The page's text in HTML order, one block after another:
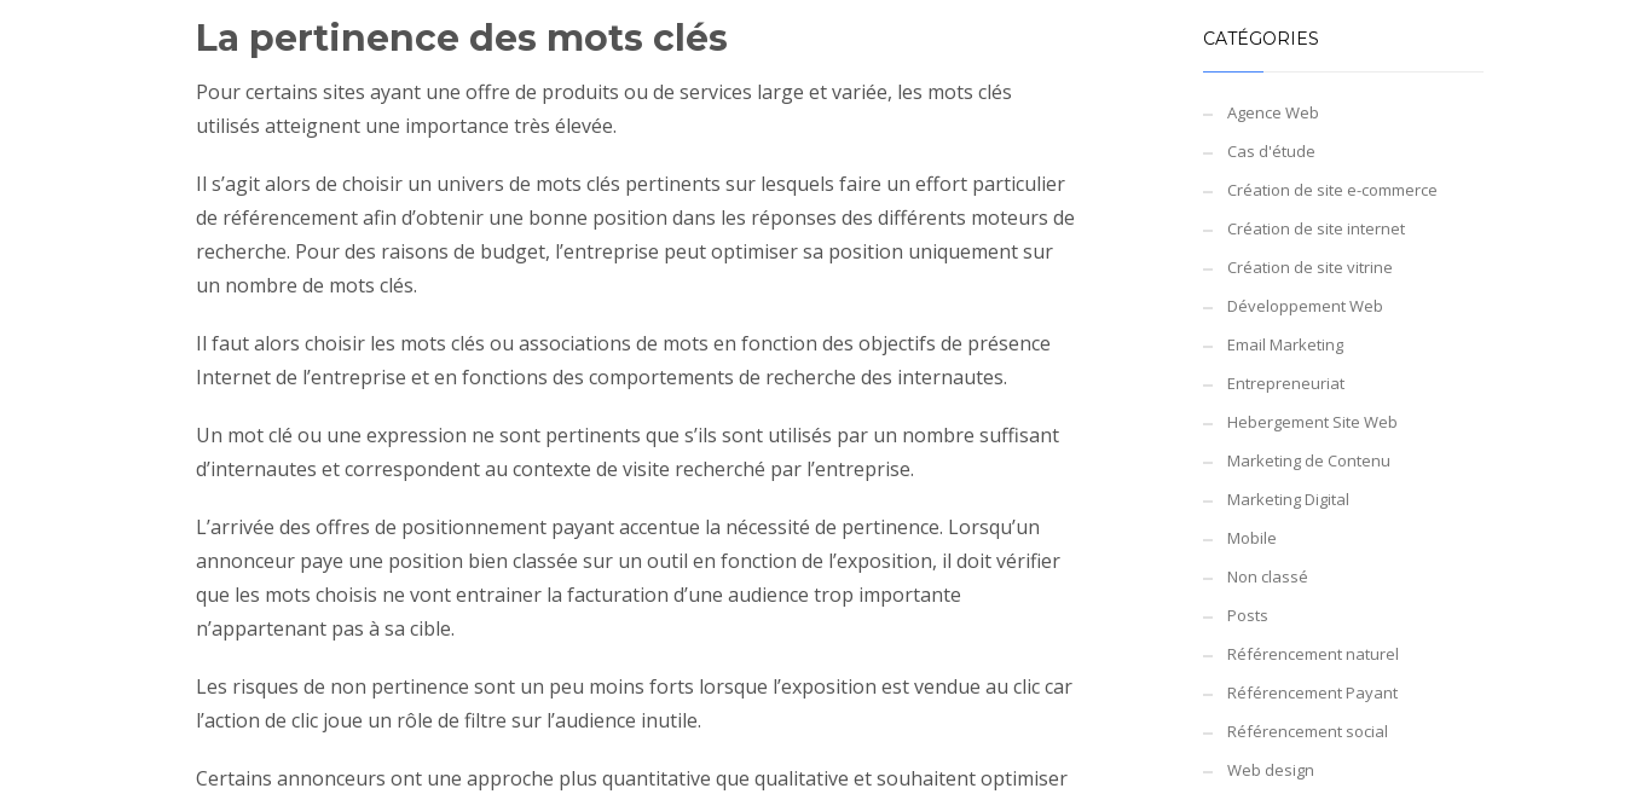
La pertinence des mots clés
Pour certains sites ayant une offre de produits ou de services large et variée, les mots clés
utilisés atteignent une importance très élevée.
Il s’agit alors de choisir un univers de mots clés pertinents sur lesquels faire un effort particulier
de référencement afin d’obtenir une bonne position dans les réponses des différents moteurs de
recherche. Pour des raisons de budget, l’entreprise peut optimiser sa position uniquement sur
un nombre de mots clés.
Il faut alors choisir les mots clés ou associations de mots en fonction des objectifs de présence
Internet de l’entreprise et en fonctions des comportements de recherche des internautes.
Un mot clé ou une expression ne sont pertinents que s’ils sont utilisés par un nombre suffisant
d’internautes et correspondent au contexte de visite recherché par l’entreprise.
L’arrivée des offres de positionnement payant accentue la nécessité de pertinence. Lorsqu’un
annonceur paye une position bien classée sur un outil en fonction de l’exposition, il doit vérifier
que les mots choisis ne vont entrainer la facturation d’une audience trop importante
n’appartenant pas à sa cible.
Les risques de non pertinence sont un peu moins forts lorsque l’exposition est vendue au clic car
l’action de clic joue un rôle de filtre sur l’audience inutile.
Certains annonceurs ont une approche plus quantitative que qualitative et souhaitent optimiser
CATÉGORIES
Agence Web
Cas d'étude
Création de site e-commerce
Création de site internet
Création de site vitrine
Développement Web
Email Marketing
Entrepreneuriat
Hebergement Site Web
Marketing de Contenu
Marketing Digital
Mobile
Non classé
Posts
Référencement naturel
Référencement Payant
Référencement social
Web design